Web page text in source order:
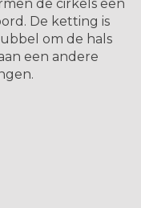
de cirkels een
De ketting is
om de hals
een andere